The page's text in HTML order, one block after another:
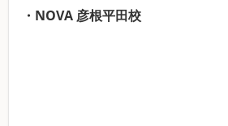
・NOVA 彦根平田校